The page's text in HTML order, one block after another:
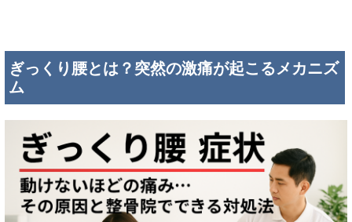
ぎっくり腰とは？突然の激痛が起こるメカニズ
ム